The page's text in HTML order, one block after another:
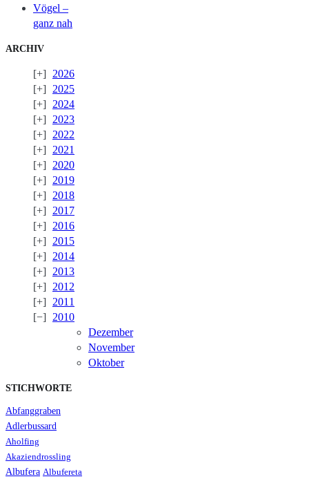
Vögel –
ganz nah
ARCHIV
2026
2025
2024
2023
2022
2021
2020
2019
2018
2017
2016
2015
2014
2013
2012
2011
2010
Dezember
November
Oktober
STICHWORTE
Abfanggraben
Adlerbussard
Aholfing
Akaziendrossling
Albufera Albufereta